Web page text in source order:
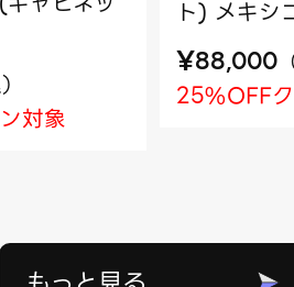
）
対象
ト) メキシ
¥88,000
25%OFF